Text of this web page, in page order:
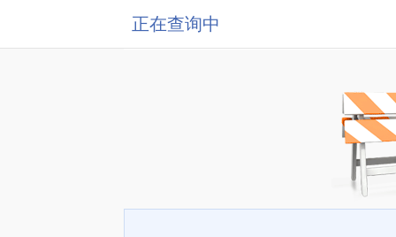
正在查询中